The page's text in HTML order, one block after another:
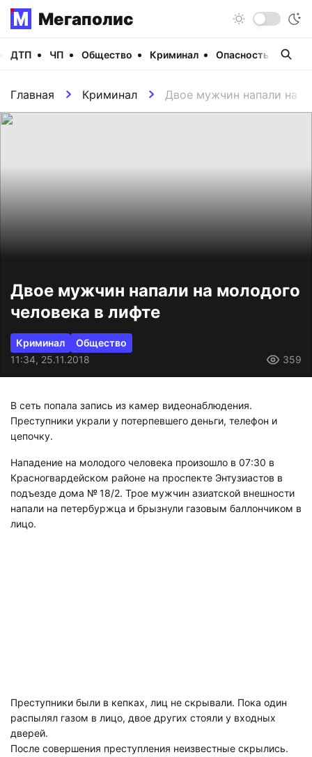
Мегаполис
ДТП ЧП Общество Криминал Опасность
Главная Криминал Двое мужчин напали на
Двое мужчин напали на молодого
человека в лифте
Криминал
Общество
11:34, 25.11.2018
359
В сеть попала запись из камер видеонаблюдения.
Преступники украли у потерпевшего деньги, телефон и
цепочку.
Нападение на молодого человека произошло в 07:30 в
Красногвардейском районе на проспекте Энтузиастов в
подъезде дома № 18/2. Трое мужчин азиатской внешности
напали на петербуржца и брызнули газовым баллончиком в
лицо.
Преступники были в кепках, лиц не скрывали. Пока один
распылял газом в лицо, двое других стояли у входных
дверей.
После совершения преступления неизвестные скрылись.